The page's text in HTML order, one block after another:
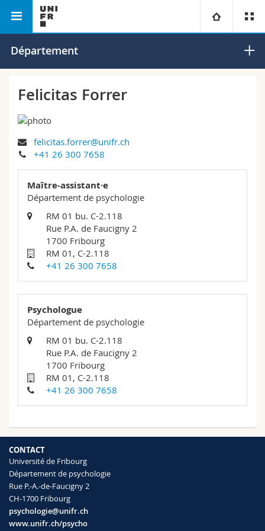
Université
Campus
Recherche
Droit
Lettres et sciences humaines
Sciences de l'éducation et de la formation
Interfacultaire
Vous êtes
Futurs étudiants
Médias
Chercheurs
Doctorants
Ressources
Plan d'accès
Bibliothèques
Programme des cours
MyUnifr
Faculté des lettres et des sciences
Département de
Département
Felicitas Forrer
felicitas.forrer@unifr.ch
+41 26 300 7658
Maître-assistant·e
Département de psychologie
RM 01 bu. C-2.118
Rue P.A. de Faucigny 2
1700 Fribourg
RM 01, C-2.118
+41 26 300 7658
Psychologue
Département de psychologie
RM 01 bu. C-2.118
Rue P.A. de Faucigny 2
1700 Fribourg
RM 01, C-2.118
+41 26 300 7658
CONTACT
Université de Fribourg
Département de psychologie
Rue P.-A.-de-Faucigny 2
CH-1700 Fribourg
psychologie@unifr.ch
www.unifr.ch/psycho